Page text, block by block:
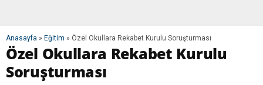
Anasayfa » Eğitim » Özel Okullara Rekabet Kurulu Soruşturması
Özel Okullara Rekabet Kurulu
Soruşturması